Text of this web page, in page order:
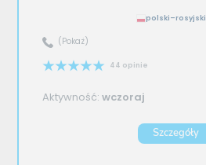
polski–rosyjski
(Pokaż)
44 opinie
Aktywność:wczoraj
Szczegóły